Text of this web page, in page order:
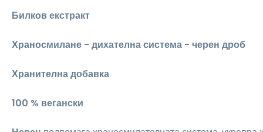
Билков екстракт
Храносмилане - дихателна система - черен дроб
Хранителна добавка
100 % вегански